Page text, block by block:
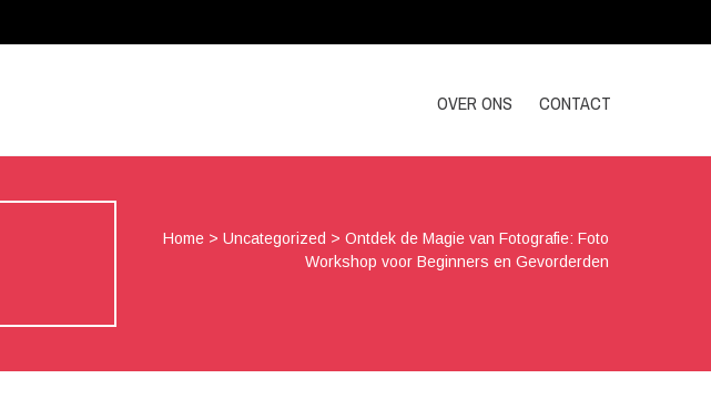
OVER ONS CONTACT
Home >Uncategorized >Ontdek de Magie van Fotografie: Foto
Workshop voor Beginners en Gevorderden